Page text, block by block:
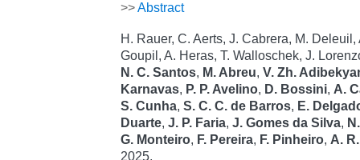
>>Abstract
H. Rauer, C. Aerts, J. Cabrera, M.
Goupil, A. Heras, T. Walloschek, J.
N. C. Santos, M. Abreu, V. Zh.
Karnavas, P. P. Avelino, D. Bossini, A.
S. Cunha, S. C. C. de Barros, E.
Duarte, J. P. Faria, J. Gomes da Silva,
G. Monteiro, F. Pereira, F. Pinheiro, A.
2025,